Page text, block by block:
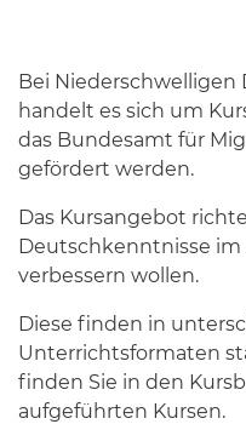
Bei
handelt es sich um
das Bundesamt für
gefördert werden.
Das Kursangebot
Deutschkenntnisse
verbessern wollen.
Diese finden in
Unterrichtsformaten
finden Sie in den
aufgeführten Kursen.